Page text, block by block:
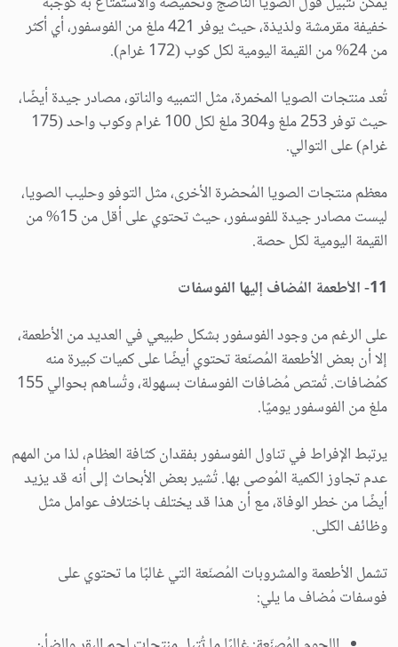
خفيفة مقرمشة ولذيذة، حيث يوفر 421 ملغ من الفوسفور، أي أكثر
من 24% من القيمة اليومية لكل كوب (172 غرام).
تُعد منتجات الصويا المخمرة، مثل التمبيه والناتو، مصادر جيدة أيضًا،
حيث توفر 253 ملغ و304 ملغ لكل 100 غرام وكوب واحد (175
غرام) على التوالي.
معظم منتجات الصويا المُحضرة الأخرى، مثل التوفو وحليب الصويا،
ليست مصادر جيدة للفوسفور، حيث تحتوي على أقل من 15% من
القيمة اليومية لكل حصة.
11- الأطعمة المُضاف إليها الفوسفات
على الرغم من وجود الفوسفور بشكل طبيعي في العديد من الأطعمة،
إلا أن بعض الأطعمة المُصنّعة تحتوي أيضًا على كميات كبيرة منه
كمُضافات. تُمتص مُضافات الفوسفات بسهولة، وتُساهم بحوالي 155
ملغ من الفوسفور يوميًا.
يرتبط الإفراط في تناول الفوسفور بفقدان كثافة العظام، لذا من المهم
عدم تجاوز الكمية المُوصى بها. تُشير بعض الأبحاث إلى أنه قد يزيد
أيضًا من خطر الوفاة، مع أن هذا قد يختلف باختلاف عوامل مثل
وظائف الكلى.
تشمل الأطعمة والمشروبات المُصنّعة التي غالبًا ما تحتوي على
فوسفات مُضاف ما يلي: